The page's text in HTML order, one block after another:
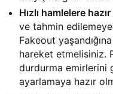
Hızlı hamlelere
ve tahmin
Fakeout
hareket etmelisiniz.
durdurma emirlerini
ayarlamaya hazır